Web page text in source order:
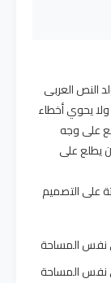
النص العربى
يحوي أخطاء
على وجه
يطلع على
على التصميم
نفس المساحة
نفس المساحة